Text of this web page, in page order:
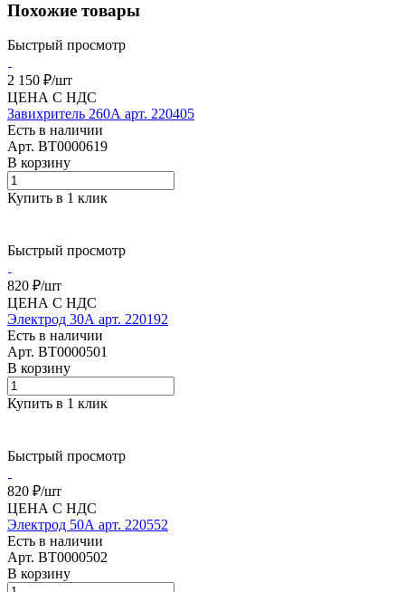
Похожие товары
Быстрый просмотр
2 150 ₽/шт
ЦЕНА С НДС
Завихритель 260А арт. 220405
Есть в наличии
Арт. BT0000619
В корзину
Купить в 1 клик
Быстрый просмотр
820 ₽/шт
ЦЕНА С НДС
Электрод 30А арт. 220192
Есть в наличии
Арт. BT0000501
В корзину
Купить в 1 клик
Быстрый просмотр
820 ₽/шт
ЦЕНА С НДС
Электрод 50А арт. 220552
Есть в наличии
Арт. BT0000502
В корзину